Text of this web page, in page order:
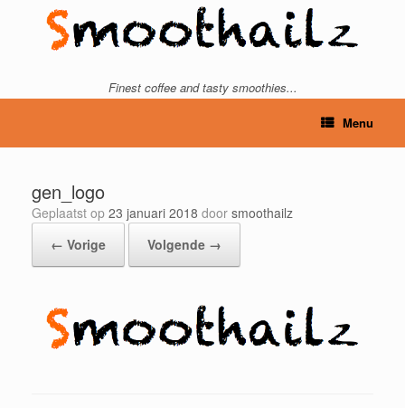
Finest coffee and tasty smoothies...
Menu
gen_logo
Geplaatst op 23 januari 2018 door smoothailz
← Vorige
Volgende →